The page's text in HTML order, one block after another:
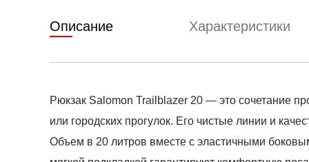
Описание Характеристики
Рюкзак Salomon Trailblazer 20 — это сочетание
или городских прогулок. Его чистые линии и
Объем в 20 литров вместе с эластичными